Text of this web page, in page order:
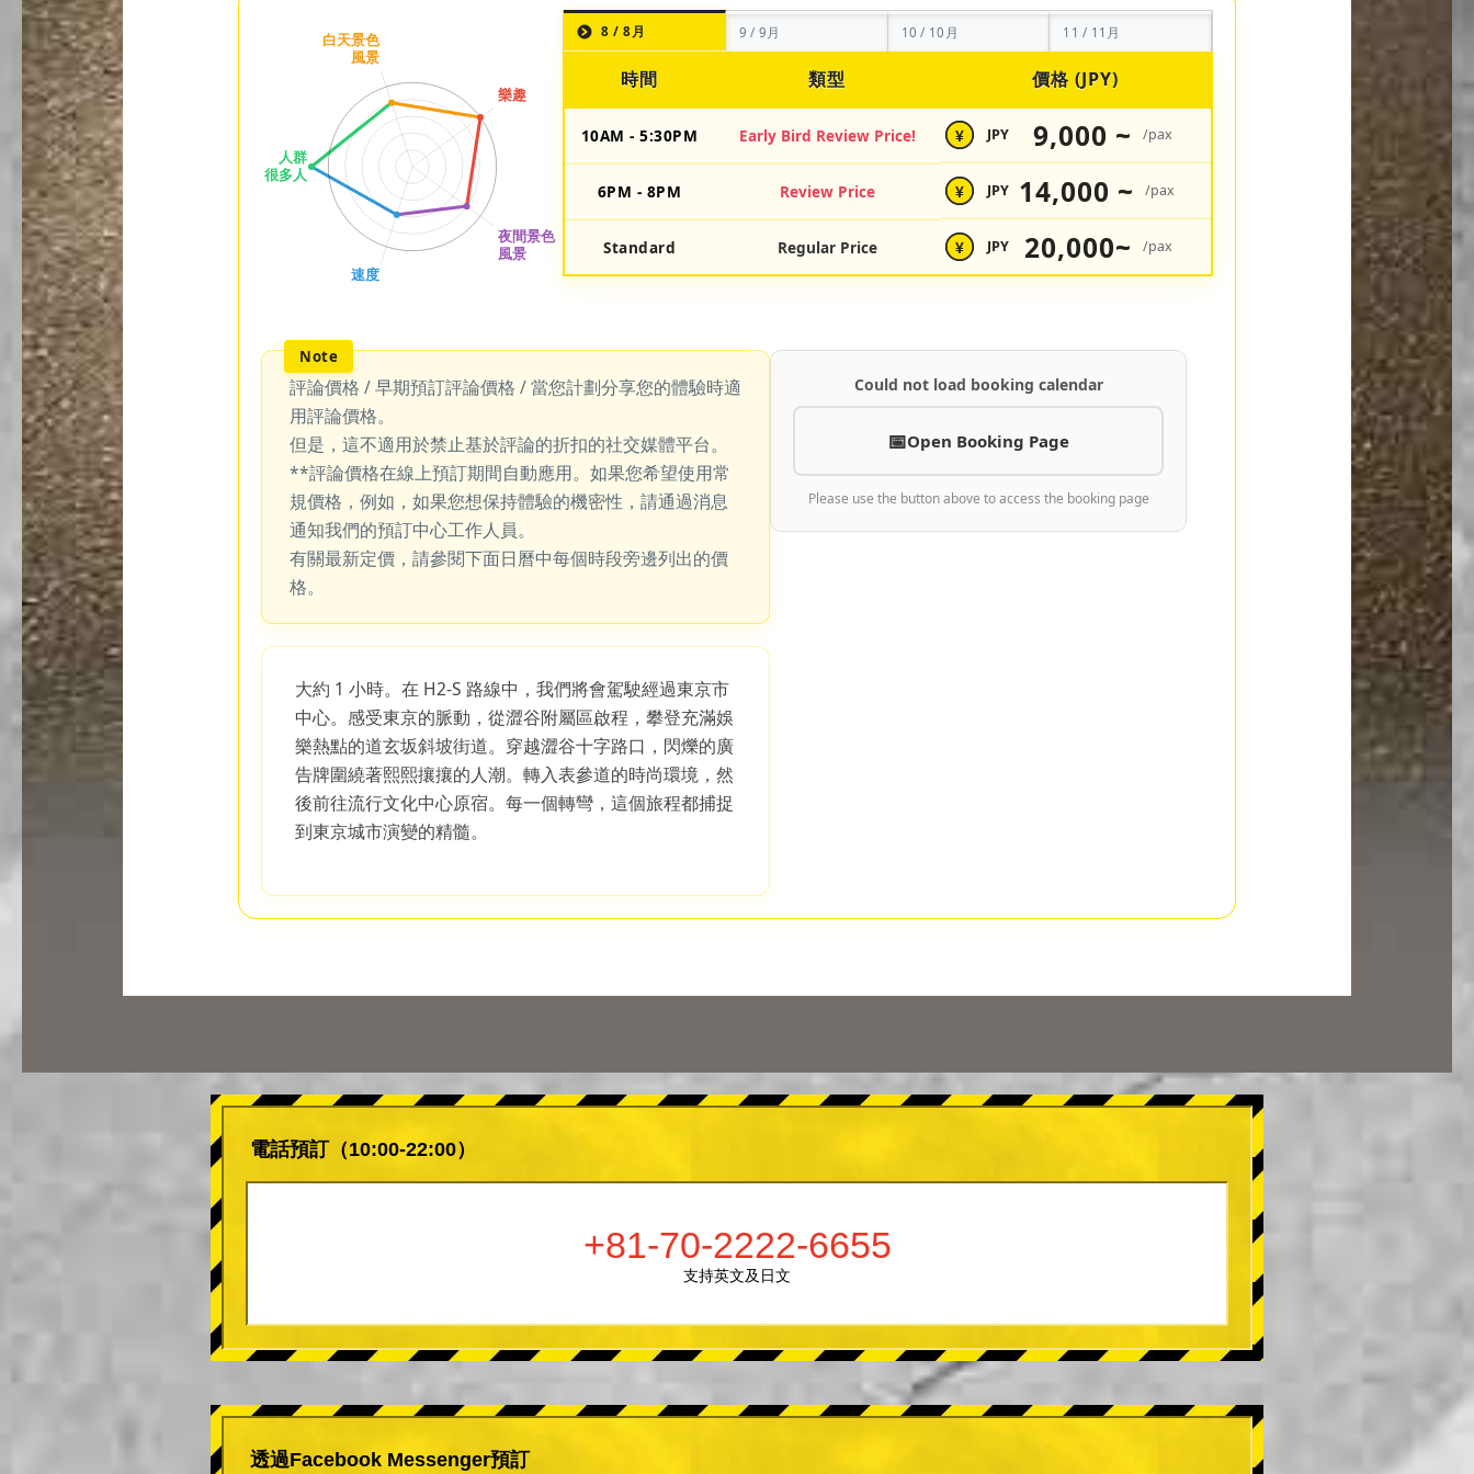
8 / 8月 9 / 9月 10 / 10月 11 / 11月
時間 類型 價格 (JPY)
10AM - 5:30PM Early Bird Review Price! ¥ JPY 9,000 ~ /pax
6PM - 8PM Review Price ¥ JPY 14,000 ~ /pax
Standard Regular Price ¥ JPY 20,000~ /pax
評論價格 / 早期預訂評論價格 / 當您計劃分享您的體驗時適
用評論價格。
但是，這不適用於禁止基於評論的折扣的社交媒體平台。
**評論價格在線上預訂期間自動應用。如果您希望使用常
規價格，例如，如果您想保持體驗的機密性，請通過消息
通知我們的預訂中心工作人員。
有關最新定價，請參閱下面日曆中每個時段旁邊列出的價
格。
大約 1 小時。在 H2-S 路線中，我們將會駕駛經過東京市
中心。感受東京的脈動，從澀谷附屬區啟程，攀登充滿娛
樂熱點的道玄坂斜坡街道。穿越澀谷十字路口，閃爍的廣
告牌圍繞著熙熙攘攘的人潮。轉入表參道的時尚環境，然
後前往流行文化中心原宿。每一個轉彎，這個旅程都捕捉
到東京城市演變的精髓。
Could not load booking calendar
Open Booking Page
Please use the button above to access the booking page
電話預訂（10:00-22:00）
+81-70-2222-6655
支持英文及日文
透過Facebook Messenger預訂